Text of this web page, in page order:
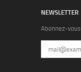
NEWSLETTER
Abonnez-